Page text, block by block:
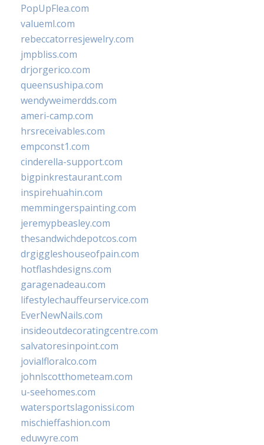
PopUpFlea.com
valueml.com
rebeccatorresjewelry.com
jmpbliss.com
drjorgerico.com
queensushipa.com
wendyweimerdds.com
ameri-camp.com
hrsreceivables.com
empconst1.com
cinderella-support.com
bigpinkrestaurant.com
inspirehuahin.com
memmingerspainting.com
jeremypbeasley.com
thesandwichdepotcos.com
drgiggleshouseofpain.com
hotflashdesigns.com
garagenadeau.com
lifestylechauffeurservice.com
EverNewNails.com
insideoutdecoratingcentre.com
salvatoresinpoint.com
jovialfloralco.com
johnlscotthometeam.com
u-seehomes.com
watersportslagonissi.com
mischieffashion.com
eduwyre.com